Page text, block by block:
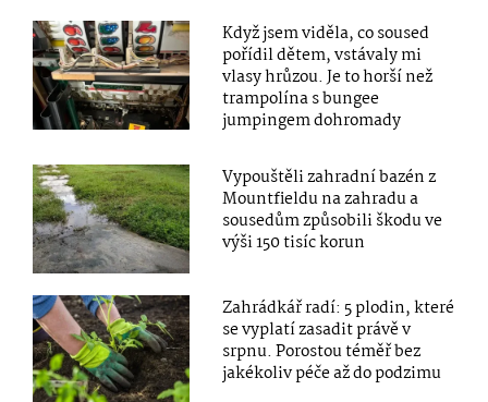
Když jsem viděla, co soused
pořídil dětem, vstávaly mi
vlasy hrůzou. Je to horší než
trampolína s bungee
jumpingem dohromady
Vypouštěli zahradní bazén z
Mountfieldu na zahradu a
sousedům způsobili škodu ve
výši 150 tisíc korun
Zahrádkář radí: 5 plodin, které
se vyplatí zasadit právě v
srpnu. Porostou téměř bez
jakékoliv péče až do podzimu